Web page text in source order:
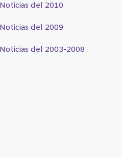
Noticias del 2010
Noticias del 2009
Noticias del 2003-2008